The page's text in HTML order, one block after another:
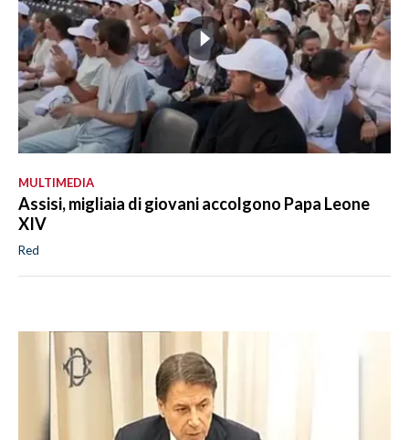
MULTIMEDIA
Assisi, migliaia di giovani accolgono Papa Leone
XIV
Red